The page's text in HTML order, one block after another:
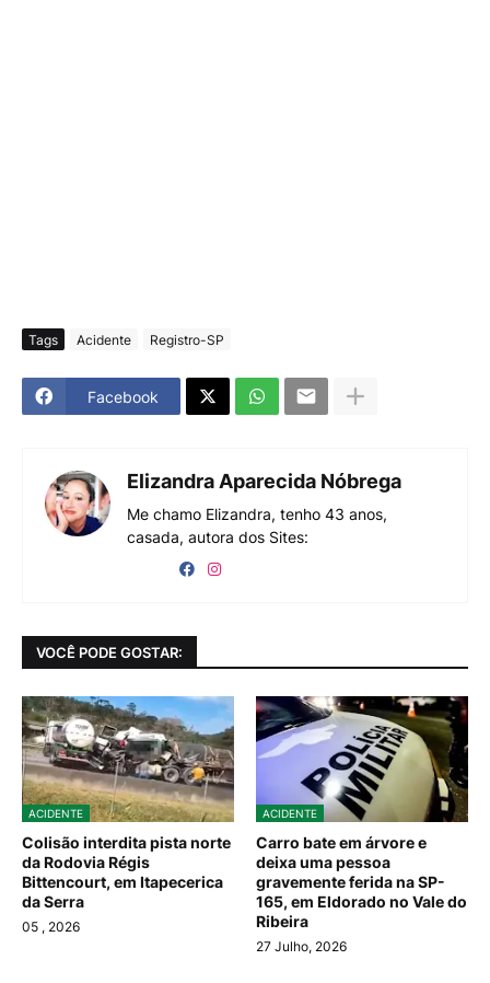
Tags Acidente Registro-SP
Facebook
Elizandra Aparecida Nóbrega
Me chamo Elizandra, tenho 43 anos,
casada, autora dos Sites:
VOCÊ PODE GOSTAR:
ACIDENTE
Colisão interdita pista norte
da Rodovia Régis
Bittencourt, em Itapecerica
da Serra
05 , 2026
ACIDENTE
Carro bate em árvore e
deixa uma pessoa
gravemente ferida na SP-
165, em Eldorado no Vale do
Ribeira
27 Julho, 2026